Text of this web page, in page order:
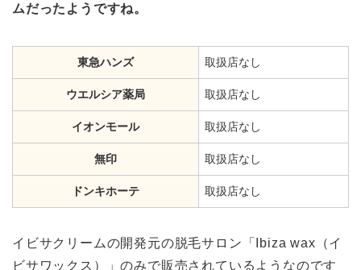
ムだったようですね。
東急ハンズ 取扱店なし
ウエルシア薬局 取扱店なし
イオンモール 取扱店なし
無印 取扱店なし
ドンキホーテ 取扱店なし
イビサクリームの開発元の脱毛サロン「Ibiza wax（イ
ビサワックス）」のみで販売されているようなのです